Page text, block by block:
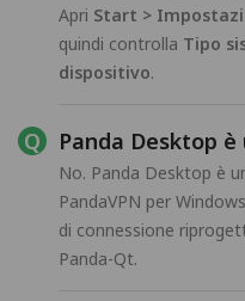
Apri Start >
quindi controlla Tipo
dispositivo.
Panda Desktop
No. Panda Desktop è
PandaVPN per
di connessione
Panda-Qt.